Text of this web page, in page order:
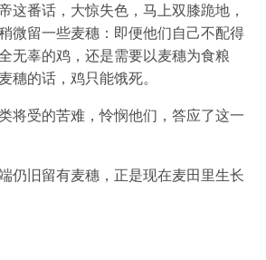
这番话，大惊失色，马上双膝跪地，
微留一些麦穗：即便他们自己不配得
无辜的鸡，还是需要以麦穗为食粮
穗的话，鸡只能饿死。
将受的苦难，怜悯他们，答应了这一
仍旧留有麦穗，正是现在麦田里生长